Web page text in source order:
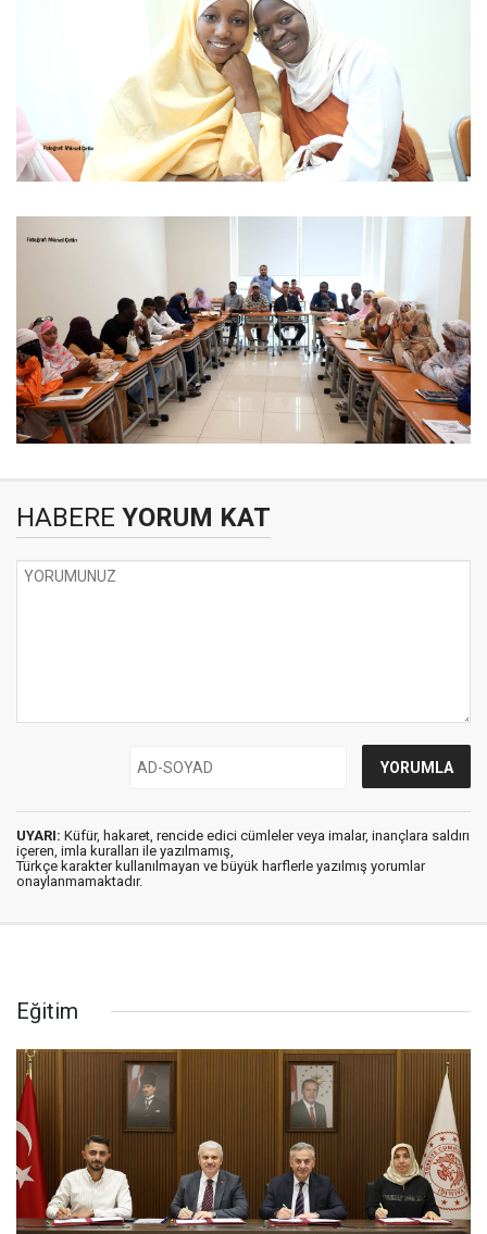
HABERE YORUM KAT
UYARI: Küfür, hakaret, rencide edici cümleler veya imalar, inançlara saldırı
içeren, imla kuralları ile yazılmamış,
Türkçe karakter kullanılmayan ve büyük harflerle yazılmış yorumlar
onaylanmamaktadır.
Eğitim